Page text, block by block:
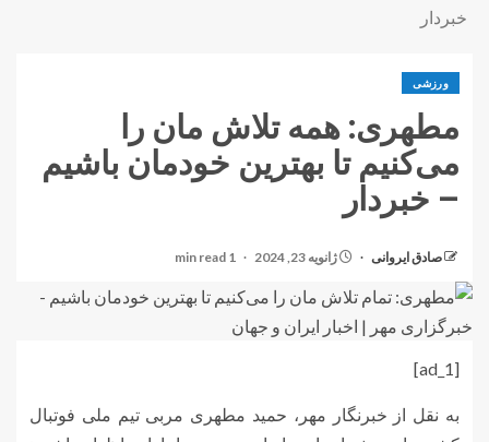
خبردار
ورزشی
مطهری: همه تلاش مان را
می‌کنیم تا بهترین خودمان باشیم
– خبردار
صادق ایروانی ژانویه 23, 2024 1 min read
[ad_1]
به نقل از خبرنگار مهر، حمید مطهری مربی تیم ملی فوتبال